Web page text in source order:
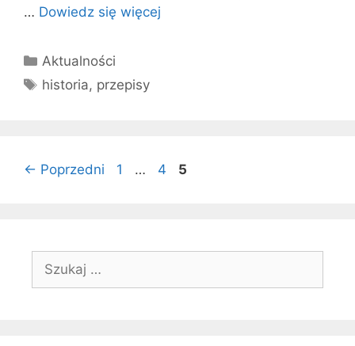
… Dowiedz się więcej
Kategorie
Aktualności
Tagi
historia, przepisy
← Poprzedni Strona
1 … Strona
4 Strona
5